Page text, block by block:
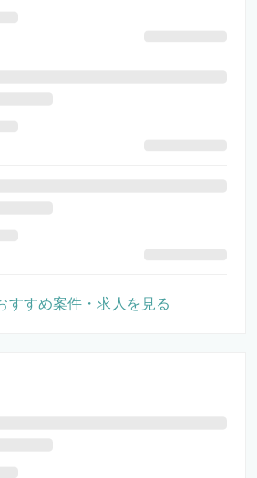
すすめ案件・求人を見る